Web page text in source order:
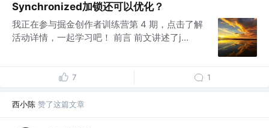
Synchronized加锁还可以优化？
我正在参与掘金创作者训练营第 4 期，点击了解
活动详情，一起学习吧！ 前言 前文讲述了j...
7 1
西小陈 赞了这篇文章